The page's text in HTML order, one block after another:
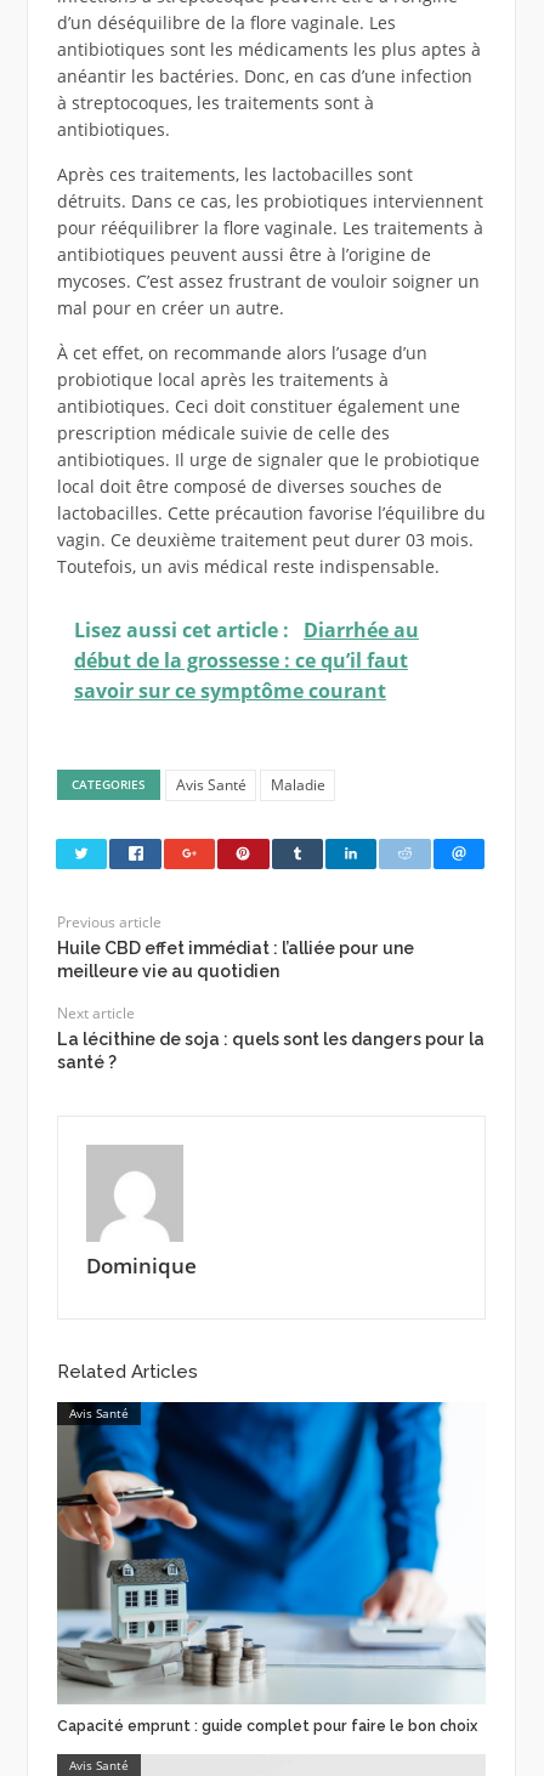
d’un déséquilibre de la flore vaginale. Les
antibiotiques sont les médicaments les plus aptes à
anéantir les bactéries. Donc, en cas d’une infection
à streptocoques, les traitements sont à
antibiotiques.
Après ces traitements, les lactobacilles sont
détruits. Dans ce cas, les probiotiques interviennent
pour rééquilibrer la flore vaginale. Les traitements à
antibiotiques peuvent aussi être à l’origine de
mycoses. C’est assez frustrant de vouloir soigner un
mal pour en créer un autre.
À cet effet, on recommande alors l’usage d’un
probiotique local après les traitements à
antibiotiques. Ceci doit constituer également une
prescription médicale suivie de celle des
antibiotiques. Il urge de signaler que le probiotique
local doit être composé de diverses souches de
lactobacilles. Cette précaution favorise l’équilibre du
vagin. Ce deuxième traitement peut durer 03 mois.
Toutefois, un avis médical reste indispensable.
Lisez aussi cet article :
Diarrhée au
début de la grossesse : ce qu’il faut
savoir sur ce symptôme courant
CATEGORIES Avis Santé Maladie
Previous article
Huile CBD effet immédiat : l’alliée pour une
meilleure vie au quotidien
Next article
La lécithine de soja : quels sont les dangers pour la
santé ?
Dominique
Related Articles
Avis Santé
Capacité emprunt : guide complet pour faire le bon choix
Avis Santé